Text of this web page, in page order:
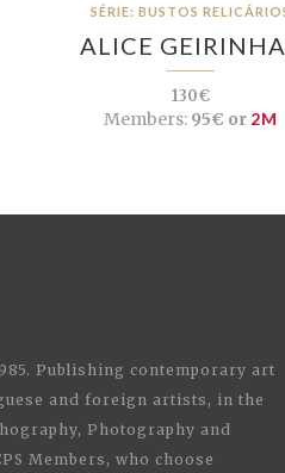
SÉRIE: BUSTOS
ALICE
130€
Members:95€ or 2M
Publishing contemporary art
and foreign artists, in the
Photography and
Members, who choose